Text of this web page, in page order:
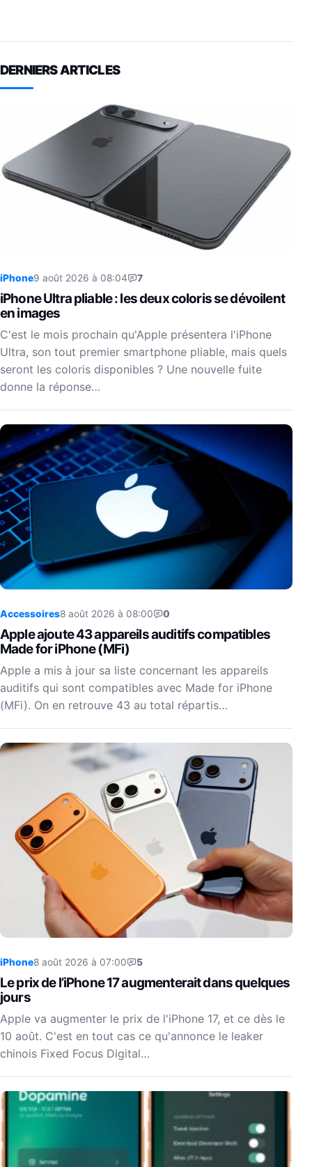
DERNIERS ARTICLES
iPhone9 août 2026 à 08:04 7
iPhone Ultra pliable : les deux coloris se dévoilent
en images
C'est le mois prochain qu'Apple présentera l'iPhone
Ultra, son tout premier smartphone pliable, mais quels
seront les coloris disponibles ? Une nouvelle fuite
donne la réponse…
Accessoires8 août 2026 à 08:00 0
Apple ajoute 43 appareils auditifs compatibles
Made for iPhone (MFi)
Apple a mis à jour sa liste concernant les appareils
auditifs qui sont compatibles avec Made for iPhone
(MFi). On en retrouve 43 au total répartis…
iPhone8 août 2026 à 07:00 5
Le prix de l’iPhone 17 augmenterait dans quelques
jours
Apple va augmenter le prix de l'iPhone 17, et ce dès le
10 août. C'est en tout cas ce qu'annonce le leaker
chinois Fixed Focus Digital…